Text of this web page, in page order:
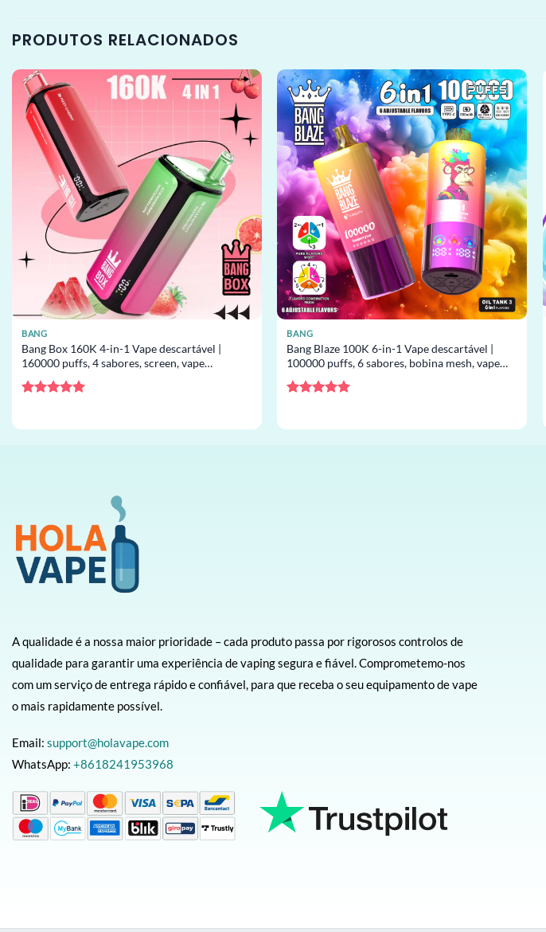
PRODUTOS RELACIONADOS
BANG
Bang Box 160K 4-in-1 Vape descartável |
160000 puffs, 4 sabores, screen, vape
descartável por atacado
BANG
Bang Blaze 100K 6-in-1 Vape descartável |
100000 puffs, 6 sabores, bobina mesh, vape
descartável por atacado
A qualidade é a nossa maior prioridade – cada produto passa por rigorosos controlos de
qualidade para garantir uma experiência de vaping segura e fiável. Comprometemo-nos
com um serviço de entrega rápido e confiável, para que receba o seu equipamento de vape
o mais rapidamente possível.
Email: support@holavape.com
WhatsApp: +8618241953968